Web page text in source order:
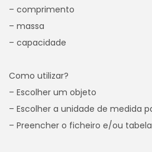
– comprimento
– massa
– capacidade
Como utilizar?
– Escolher um objeto
– Escolher a unidade de medida
– Preencher o ficheiro e/ou